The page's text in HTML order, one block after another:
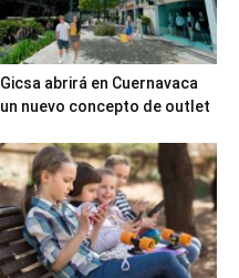
Gicsa abrirá en Cuernavaca
un nuevo concepto de outlet